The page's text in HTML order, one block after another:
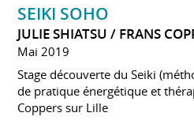
SEIKI SOHO
JULIE SHIATSU / FRANS
Mai 2019
Stage découverte du Seiki
de pratique énergétique et
Coppers sur Lille